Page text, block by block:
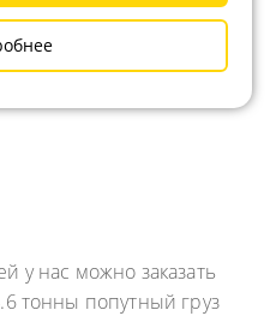
у нас можно заказать
тонны попутный груз